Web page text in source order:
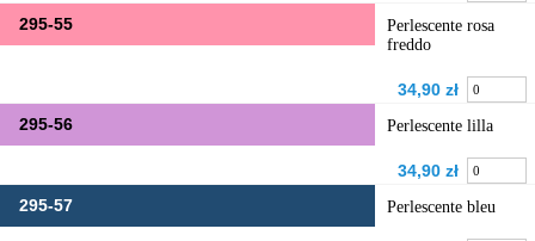
295-55
Perlescente rosa
freddo
34,90 zł
295-56
Perlescente lilla
34,90 zł
295-57
Perlescente bleu